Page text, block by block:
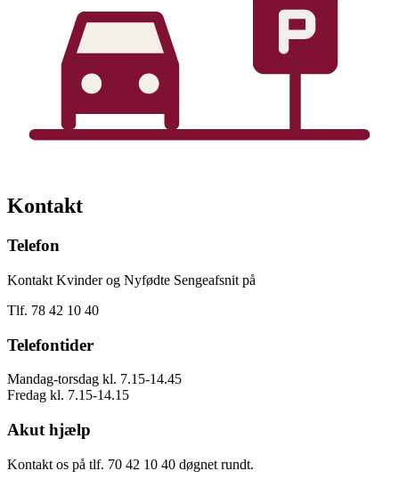
Kontakt
Telefon
Kontakt Kvinder og Nyfødte Sengeafsnit på
Tlf. 78 42 10 40
Telefontider
Mandag-torsdag kl. 7.15-14.45
Fredag kl. 7.15-14.15
Akut hjælp
Kontakt os på tlf. 70 42 10 40 døgnet rundt.